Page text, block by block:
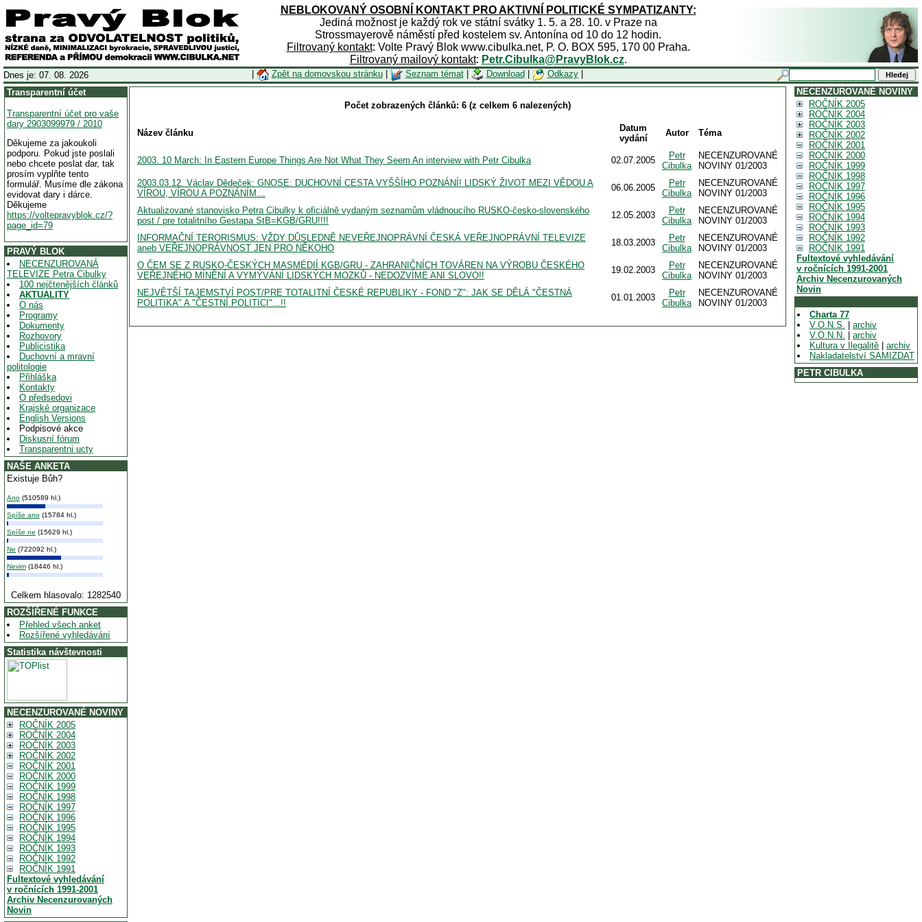
NEBLOKOVANÝ OSOBNÍ KONTAKT PRO AKTIVNÍ POLITICKÉ SYMPATIZANTY:
Jediná možnost je každý rok ve státní svátky 1. 5. a 28. 10. v Praze na
Strossmayerově náměstí před kostelem sv. Antonína od 10 do 12 hodin.
Filtrovaný kontakt: Volte Pravý Blok www.cibulka.net, P. O. BOX 595, 170 00 Praha.
Filtrovaný mailový kontakt: Petr.Cibulka@PravyBlok.cz.
Dnes je: 07. 08. 2026 Zpět na domovskou stránku| Seznam témat| Download Odkazy|
Transparentní účet
Transparentní účet pro vaše
dary 2903099979 / 2010
Děkujeme za jakoukoli
podporu. Pokud jste poslali
nebo chcete poslat dar, tak
prosím vyplňte tento
formulář. Musíme dle zákona
evidovat dary i dárce.
Děkujeme
https://voltepravyblok.cz/?
page_id=79
PRAVÝ BLOK
NECENZUROVANÁ
TELEVIZE Petra Cibulky
100 nejčtenějších článků
AKTUALITY
O nás
Programy
Dokumenty
Rozhovory
Publicistika
Duchovní a mravní
politologie
Přihláška
Kontakty
O předsedovi
Krajské organizace
English Versions
Podpisové akce
Diskusní fórum
Transparentni ucty
NAŠE ANKETA
Existuje Bůh?
Ano (510589 hl.)
Spíše ano (15784 hl.)
Spíše ne (15629 hl.)
Ne (722092 hl.)
Nevim (18446 hl.)
Celkem hlasovalo: 1282540
ROZŠÍŘENÉ FUNKCE
Přehled všech anket
Rozšířené vyhledávání
Statistika návštevnosti
NECENZUROVANÉ NOVINY
ROČNÍK 2005
ROČNÍK 2004
ROČNÍK 2003
ROČNÍK 2002
ROČNÍK 2001
ROČNÍK 2000
ROČNÍK 1999
ROČNÍK 1998
ROČNÍK 1997
ROČNÍK 1996
ROČNÍK 1995
ROČNÍK 1994
ROČNÍK 1993
ROČNÍK 1992
ROČNÍK 1991
Fultextové vyhledávání
v ročnících 1991-2001
Archiv Necenzurovaných
Novin
Počet zobrazených článků: 6 (z celkem 6 nalezených)
Název článku
Datum
vydání
Autor Téma
2003. 10 March: In Eastern Europe Things Are Not What They Seem An interview with Petr Cibulka 02.07.2005
Petr
Cibulka
NECENZUROVANÉ
NOVINY 01/2003
2003.03.12. Václav Dědeček: GNOSE: DUCHOVNÍ CESTA VYŠŠÍHO POZNÁNÍ! LIDSKÝ ŽIVOT MEZI VĚDOU A
VÍROU, VÍROU A POZNÁNÍM…
06.06.2005
Petr
Cibulka
NECENZUROVANÉ
NOVINY 01/2003
Aktualizované stanovisko Petra Cibulky k oficiálně vydaným seznamům vládnoucího RUSKO-česko-slovenského
post / pre totalitního Gestapa StB=KGB/GRU!!!!
12.05.2003
Petr
Cibulka
NECENZUROVANÉ
NOVINY 01/2003
INFORMAČNÍ TERORISMUS: VŽDY DŮSLEDNĚ NEVEŘEJNOPRÁVNÍ ČESKÁ VEŘEJNOPRÁVNÍ TELEVIZE
aneb VEŘEJNOPRÁVNOST JEN PRO NĚKOHO
18.03.2003
Petr
Cibulka
NECENZUROVANÉ
NOVINY 01/2003
O ČEM SE Z RUSKO-ČESKÝCH MASMÉDIÍ KGB/GRU - ZAHRANIČNÍCH TOVÁREN NA VÝROBU ČESKÉHO
VEŘEJNÉHO MÍNĚNÍ A VYMÝVÁNÍ LIDSKÝCH MOZKŮ - NEDOZVÍME ANI SLOVO!!
19.02.2003
Petr
Cibulka
NECENZUROVANÉ
NOVINY 01/2003
NEJVĚTŠÍ TAJEMSTVÍ POST/PRE TOTALITNÍ ČESKÉ REPUBLIKY - FOND "Z": JAK SE DĚLÁ "ČESTNÁ
POLITIKA" A "ČESTNÍ POLITICI"...!!
01.01.2003
Petr
Cibulka
NECENZUROVANÉ
NOVINY 01/2003
NECENZUROVANÉ NOVINY
ROČNÍK 2005
ROČNÍK 2004
ROČNÍK 2003
ROČNÍK 2002
ROČNÍK 2001
ROČNÍK 2000
ROČNÍK 1999
ROČNÍK 1998
ROČNÍK 1997
ROČNÍK 1996
ROČNÍK 1995
ROČNÍK 1994
ROČNÍK 1993
ROČNÍK 1992
ROČNÍK 1991
Fultextové vyhledávání
v ročnících 1991-2001
Archiv Necenzurovaných
Novin
Charta 77
V.O.N.S.
archiv
V.O.N.N.
archiv
Kultura v Ilegalitě
archiv
Nakladatelství SAMIZDAT
PETR CIBULKA